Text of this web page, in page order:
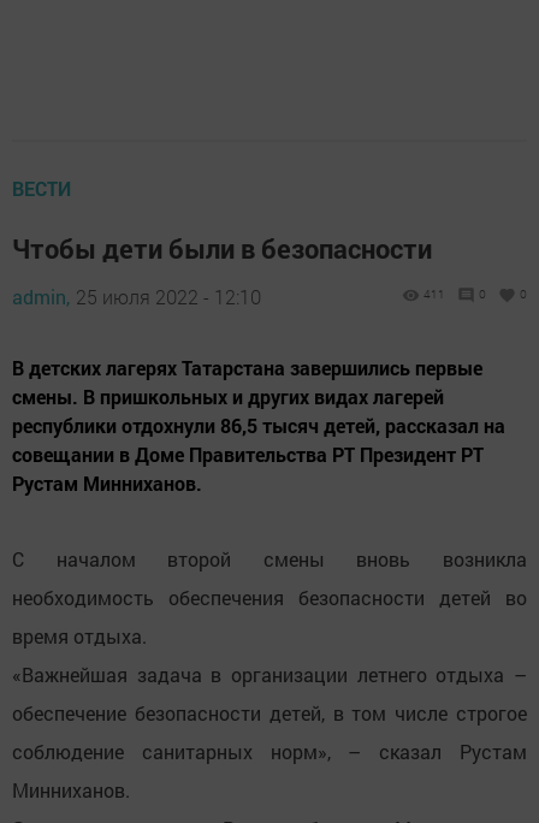
ВЕСТИ
Чтобы дети были в безопасности
admin, 25 июля 2022 - 12:10 411 0 0
В детских лагерях Татарстана завершились первые
смены. В пришкольных и других видах лагерей
республики отдохнули 86,5 тысяч детей, рассказал на
совещании в Доме Правительства РТ Президент РТ
Рустам Минниханов.
С началом второй смены вновь возникла
необходимость обеспечения безопасности детей во
время отдыха.
«Важнейшая задача в организации летнего отдыха –
обеспечение безопасности детей, в том числе строгое
соблюдение санитарных норм», – сказал Рустам
Минниханов.